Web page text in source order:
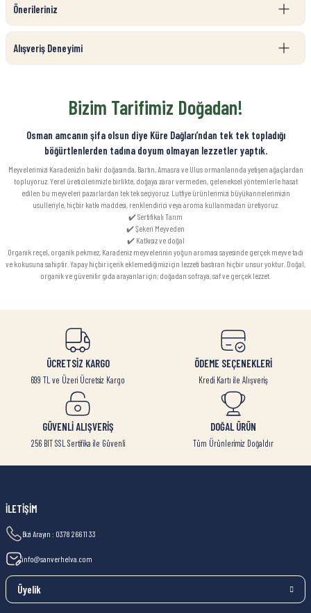
Önerileriniz
Alışveriş Deneyimi
Bizim Tarifimiz Doğadan!
Osman amcanın şifa olsun diye Küre Dağları’ndan tek tek topladığı
böğürtlenlerden tadına doyum olmayan lezzetler yaptık.
Meyvelerimizi Karadeniz’in bakir doğasında, Bartın, Amasra ve Ulus ormanlarında yetişen ağaçlardan
topluyoruz. Yerel üreticilerimizle birlikte, doğaya zarar vermeden, geleneksel yöntemlerle hasat
edilen bu meyveleri pazarlardan tek tek seçiyoruz. Lutfiye ürünlerimizi büyükannelerimizin
usulleriyle, hiçbir katkı maddesi, renklendirici veya aroma kullanmadan üretiyoruz.
✔️ Sertifikalı Tarım
✔️ Şekeri Meyveden
✔️ Katkısız ve doğal
Organik reçel, organik pekmez, Karadeniz meyvelerinin yoğun aroması sayesinde gerçek meyve tadı
ve kokusuna sahiptir. Yapay hiçbir içerik eklemediğimiz için lezzeti bastıran hiçbir unsur yoktur. Doğal,
organik ve güvenilir gıda arayanlar için; doğadan sofraya, saf ve gerçek lezzet.
ÜCRETSİZ KARGO
699 TL ve Üzeri Ücretsiz Kargo
ÖDEME SEÇENEKLERİ
Kredi Kartı ile Alışveriş
GÜVENLİ ALIŞVERİŞ
256 BIT SSL Sertifika ile Güvenli
DOĞAL ÜRÜN
Tüm Ürünlerimiz Doğaldır
İLETİŞİM
Bizi Arayın : 0378 266 11 33
info@sanverhelva.com
Üyelik